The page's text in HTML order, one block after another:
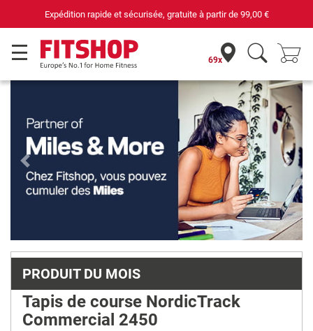
69 magasins avec 75 techniciens
69x
Previous Next
PRODUIT DU MOIS
Tapis de course NordicTrack
Commercial 2450